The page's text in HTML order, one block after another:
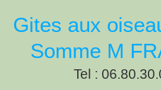
Gites aux
Somme M
Tel :